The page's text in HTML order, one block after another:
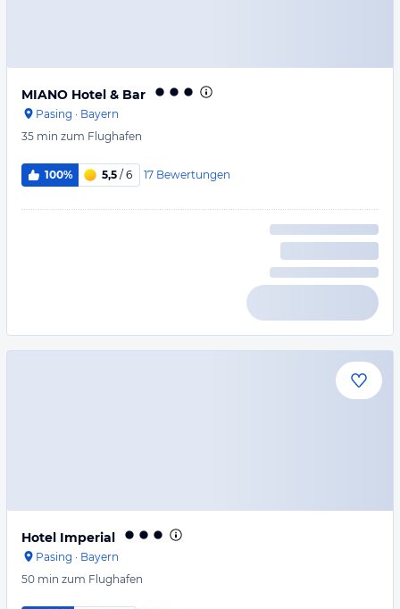
MIANO Hotel & Bar
Pasing · Bayern
35 min zum Flughafen
100% 5,5 / 6 17 Bewertungen
Hotel Imperial
Pasing · Bayern
50 min zum Flughafen